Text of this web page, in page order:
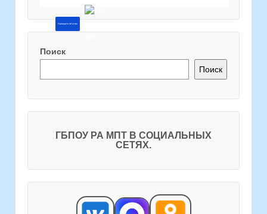
Напишите об этом
Поиск
Поиск
ГБПОУ РА МПТ В СОЦИАЛЬНЫХ
СЕТЯХ.